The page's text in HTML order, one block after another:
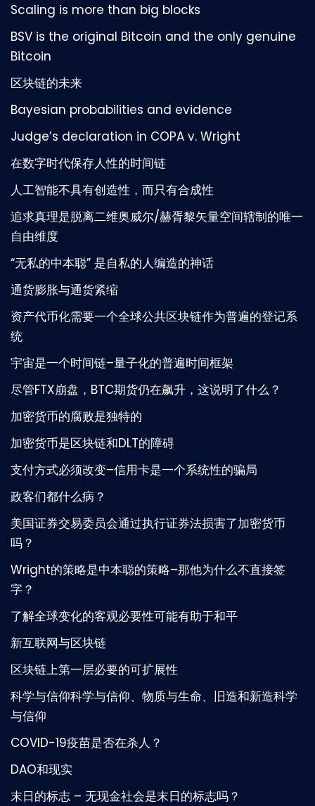
Scaling is more than big blocks
BSV is the original Bitcoin and the only genuine
Bitcoin
区块链的未来
Bayesian probabilities and evidence
Judge’s declaration in COPA v. Wright
在数字时代保存人性的时间链
人工智能不具有创造性，而只有合成性
追求真理是脱离二维奥威尔/赫胥黎矢量空间辖制的唯一
自由维度
“无私的中本聪” 是自私的人编造的神话
通货膨胀与通货紧缩
资产代币化需要一个全球公共区块链作为普遍的登记系
统
宇宙是一个时间链–量子化的普遍时间框架
尽管FTX崩盘，BTC期货仍在飙升，这说明了什么？
加密货币的腐败是独特的
加密货币是区块链和DLT的障碍
支付方式必须改变–信用卡是一个系统性的骗局
政客们都什么病？
美国证券交易委员会通过执行证券法损害了加密货币
吗？
Wright的策略是中本聪的策略–那他为什么不直接签
字？
了解全球变化的客观必要性可能有助于和平
新互联网与区块链
区块链上第一层必要的可扩展性
科学与信仰科学与信仰、物质与生命、旧造和新造科学
与信仰
COVID-19疫苗是否在杀人？
DAO和现实
末日的标志 – 无现金社会是末日的标志吗？